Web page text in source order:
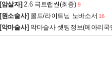
[암살자] 2.6 극트랩씬(최종) 9
[원소술사] 콜드/라이트닝 노바소서 16
[악마술사] 악마술사 셋팅정보(메아리국